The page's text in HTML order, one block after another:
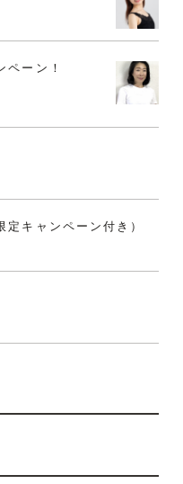
ペーン！
キャンペーン付き）